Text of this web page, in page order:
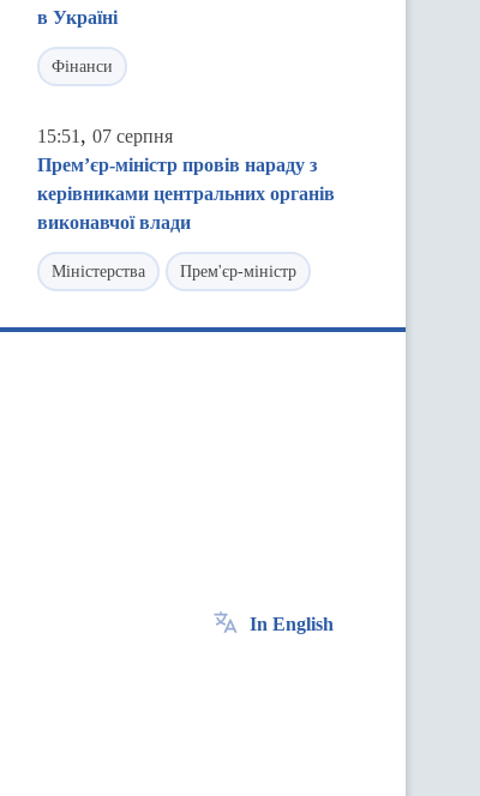
в Україні
Фінанси
15:51 , 07 серпня
Прем’єр-міністр провів нараду з
керівниками центральних органів
виконавчої влади
Міністерства Прем'єр-міністр
In English